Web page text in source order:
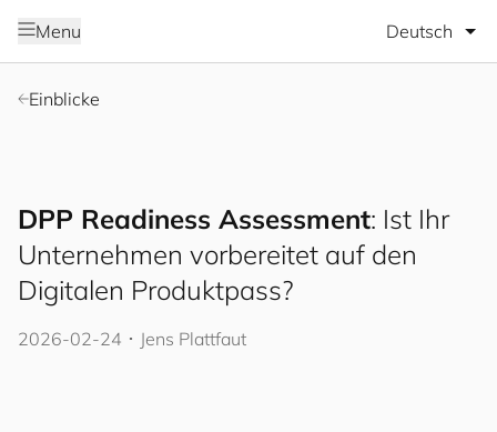
Menu Sprache
Einblicke
DPP Readiness Assessment: Ist Ihr
Unternehmen vorbereitet auf den
Digitalen Produktpass?
2026-02-24 ･ Jens Plattfaut